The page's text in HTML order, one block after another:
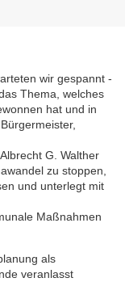
wir gespannt -
Thema, welches
hat und in
G. Walther
zu stoppen,
und unterlegt mit
Maßnahmen
als
veranlasst